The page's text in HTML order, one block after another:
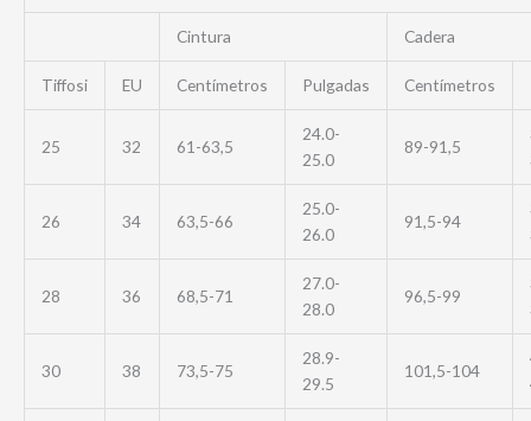
Cintura Cadera
Tiffosi EU Centímetros Pulgadas Centímetros
25 32 61-63,5
24.0-
25.0
89-91,5
26 34 63,5-66
25.0-
26.0
91,5-94
28 36 68,5-71
27.0-
28.0
96,5-99
30 38 73,5-75
28.9-
29.5
101,5-104